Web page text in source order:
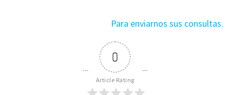
Para enviarnos sus consultas.
0
Article Rating